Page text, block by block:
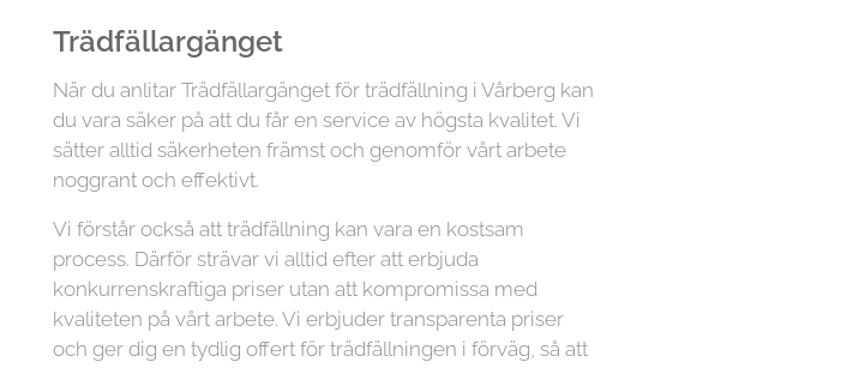
Trädfällargänget
När du anlitar Trädfällargänget för trädfällning i Vårberg kan
du vara säker på att du får en service av högsta kvalitet. Vi
sätter alltid säkerheten främst och genomför vårt arbete
noggrant och effektivt.
Vi förstår också att trädfällning kan vara en kostsam
process. Därför strävar vi alltid efter att erbjuda
konkurrenskraftiga priser utan att kompromissa med
kvaliteten på vårt arbete. Vi erbjuder transparenta priser
och ger dig en tydlig offert för trädfällningen i förväg, så att